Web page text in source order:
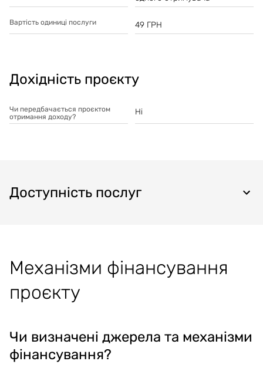
Вартість одиниці послуги 49 ГРН
Дохідність проєкту
Чи передбачається проєктом
отримання доходу?
Ні
Доступність послуг
Механізми фінансування
проєкту
Чи визначені джерела та механізми
фінансування?